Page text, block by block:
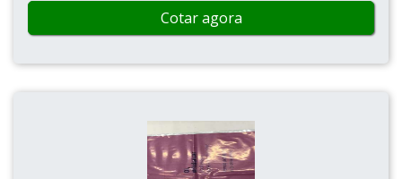
Cotar agora